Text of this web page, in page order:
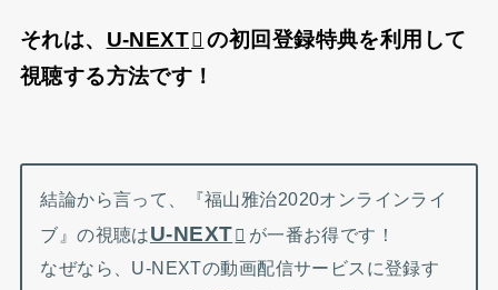
それは、 U-NEXT
の初回登録特典を利用して
視聴する方法です！
結論から言って、『福山雅治2020オンラインライ
ブ』の視聴はU-NEXT
が一番お得です！
なぜなら、U-NEXTの動画配信サービスに登録す